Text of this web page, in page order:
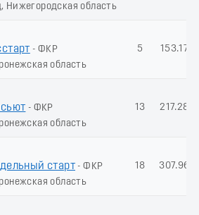
Нижегородская область
- ФКР
область
5 153.17
- ФКР
область
13 217.28
старт - ФКР
область
18 307.96